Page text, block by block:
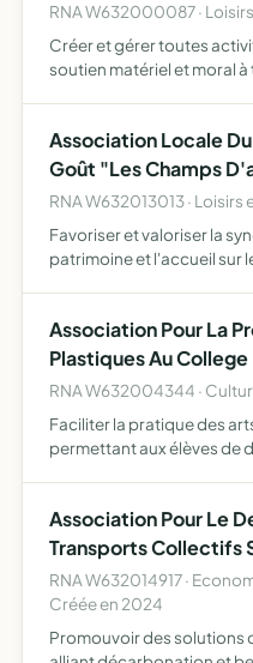
RNA W632000087 ·
Créer et gérer toutes
soutien matériel et moral
Association Locale
Goût "Les Champs
RNA W632013013 ·
Favoriser et valoriser la
patrimoine et l'accueil sur
Association Pour La
Plastiques Au College
RNA W632004344 ·
Faciliter la pratique des
permettant aux élèves de
Association Pour Le
Transports Collectifs
RNA W632014917 ·
Créée en 2024
Promouvoir des solutions